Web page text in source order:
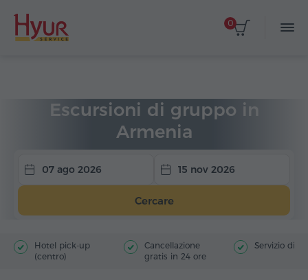
0
Escursioni di gruppo in
Armenia
07 ago 2026 15 nov 2026
Cercare
Hotel pick-up
(centro)
Cancellazione
gratis in 24 ore
Servizio di